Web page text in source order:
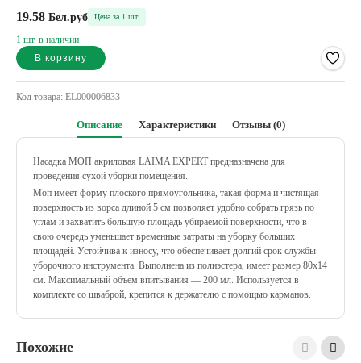
19.58 Бел.руб Цена за 1 шт.
1 шт. в наличии
В корзину
Alternative:
Код товара: EL000006833
Описание Характеристики Отзывы (0)
Насадка МОП акриловая LAIMA EXPERT предназначена для
проведения сухой уборки помещения.
Моп имеет форму плоского прямоугольника, такая форма и чистящая
поверхность из ворса длиной 5 см позволяет удобно собрать грязь по
углам и захватить большую площадь убираемой поверхности, что в
свою очередь уменьшает временные затраты на уборку больших
площадей. Устойчива к износу, что обеспечивает долгий срок службы
уборочного инструмента. Выполнена из полиэстера, имеет размер 80х14
см. Максимальный объем впитывания — 200 мл. Используется в
комплекте со шваброй, крепится к держателю с помощью карманов.
Похожие